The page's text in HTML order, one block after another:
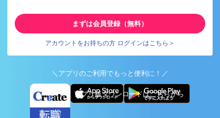
まずは会員登録（無料）
アカウントをお持ちの方 ログインはこちら＞
＼アプリのご利用でもっと便利に！／
アプリ版ダウンロードはこちらから